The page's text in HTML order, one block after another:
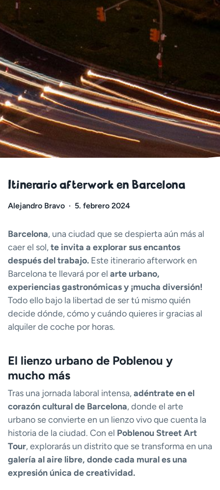
Itinerario afterwork en Barcelona
Alejandro Bravo · 5. febrero 2024
Barcelona, una ciudad que se despierta aún más al
caer el sol,te invita a explorar sus encantos
después del trabajo. Este itinerario afterwork en
Barcelona te llevará por el arte urbano,
experiencias gastronómicas y ¡mucha diversión!
Todo ello bajo la libertad de ser tú mismo quién
decide dónde, cómo y cuándo quieres ir gracias al
alquiler de coche por horas.
El lienzo urbano de Poblenou y
mucho más
Tras una jornada laboral intensa,adéntrate en el
corazón cultural de Barcelona, donde el arte
urbano se convierte en un lienzo vivo que cuenta la
historia de la ciudad. Con el Poblenou Street Art
Tour, explorarás un distrito que se transforma en una
galería al aire libre, donde cada mural es una
expresión única de creatividad.